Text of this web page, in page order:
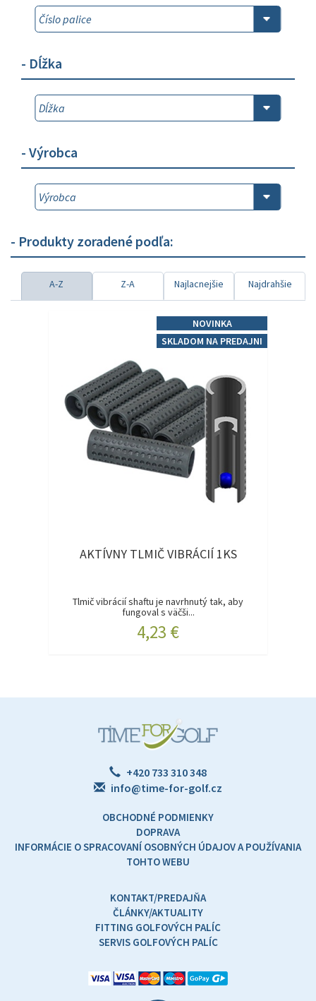
- Dĺžka
- Výrobca
- Produkty zoradené podľa:
A-Z Z-A Najlacnejšie Najdrahšie
NOVINKA
SKLADOM NA PREDAJNI
AKTÍVNY TLMIČ VIBRÁCIÍ 1KS
Tlmič vibrácií shaftu je navrhnutý tak, aby
fungoval s väčši...
4,23 €
+420 733 310 348
info@time-for-golf.cz
OBCHODNÉ PODMIENKY
DOPRAVA
INFORMÁCIE O SPRACOVANÍ OSOBNÝCH ÚDAJOV A POUŽÍVANIA
TOHTO WEBU
KONTAKT/PREDAJŇA
ČLÁNKY/AKTUALITY
FITTING GOLFOVÝCH PALÍC
SERVIS GOLFOVÝCH PALÍC